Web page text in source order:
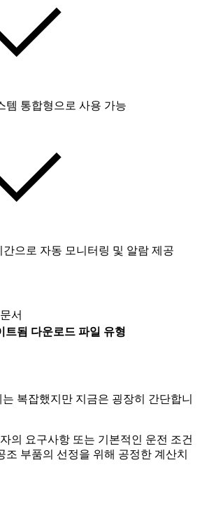
템 통합형으로 사용 가능
으로 자동 모니터링 및 알람 제공
문서
트됨 다운로드 파일 유형
는 복잡했지만 지금은 굉장히 간단합니
의 요구사항 또는 기본적인 운전 조건
조 부품의 선정을 위해 공정한 계산치